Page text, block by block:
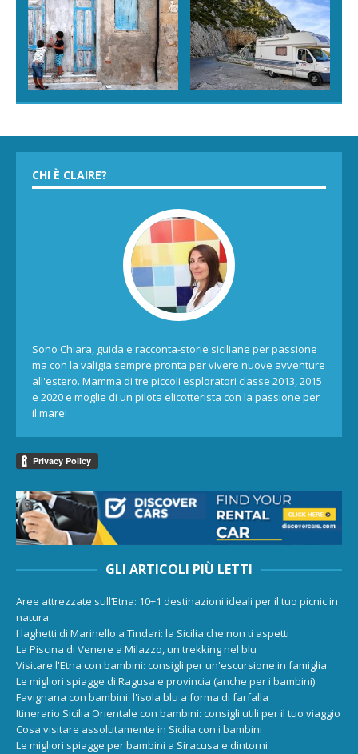
CHI È CLAIRE?
Sono Chiara, guida e racconta-storie siciliane per passione
ma con la valigia sempre pronta per vivere nuove avventure
all'estero. Mamma di tre piccoli esploratori classe 2013, 2015
e 2020 e moglie di un pilota elicotterista con la passione per
il mare!
GLI ARTICOLI PIÙ LETTI
Aree attrezzate sull’Etna: 10+1 destinazioni ideali per il tuo picnic in
natura
I laghetti di Marinello a Tindari: la Sicilia che non ti aspetti
La Piscina di Venere a Milazzo, un trekking nel blu
Visitare l'Etna con bambini: consigli per un'escursione in famiglia
Le migliori spiagge di Ragusa e provincia (anche per i bambini)
Favignana con bambini: l'isola blu a forma di farfalla
Itinerario Sicilia Orientale con bambini: consigli utili per il tuo viaggio
Cosa visitare assolutamente in Sicilia con i bambini
Le migliori spiagge per bambini a Siracusa e dintorni